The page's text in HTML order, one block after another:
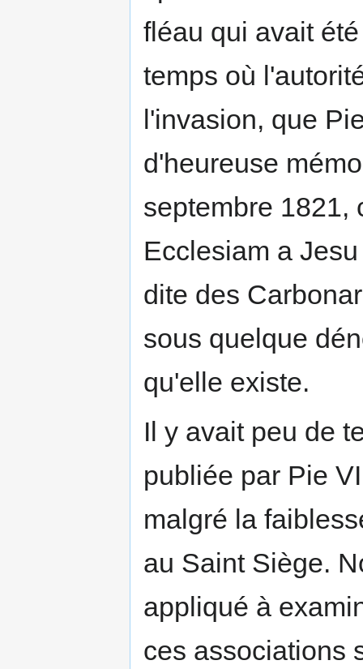
fléau qui avait
temps où
l'invasion, que
d'heureuse
septembre 1821,
Ecclesiam a
dite des
sous quelque
qu'elle existe.
Il y avait peu de
publiée par Pie
malgré la
au Saint Siège.
appliqué à
ces associations